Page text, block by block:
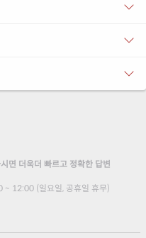
면 더욱더 빠르고 정확한 답변
12:00 (일요일, 공휴일 휴무)